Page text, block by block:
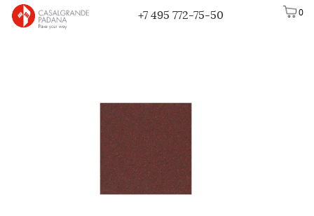
0
+7 495 772-75-50